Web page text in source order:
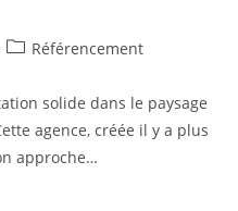
Référencement
solide dans le paysage
agence, créée il y a plus
approche…